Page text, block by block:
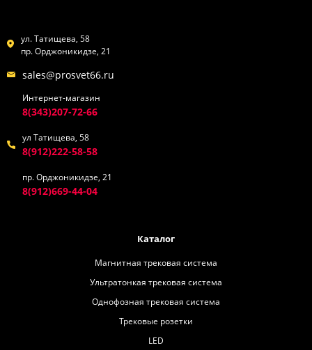
ул. Татищева, 58
пр. Орджоникидзе, 21
sales@prosvet66.ru
Интернет-магазин
8(343)207-72-66
ул Татищева, 58
8(912)222-58-58
пр. Орджоникидзе, 21
8(912)669-44-04
Каталог
Магнитная трековая система
Ультратонкая трековая система
Однофозная трековая система
Трековые розетки
LED